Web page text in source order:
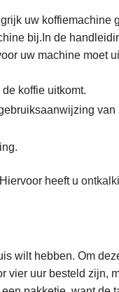
uw koffiemachine
bij.In de
uw machine moet
koffie uitkomt.
van
heeft u
wilt hebben. Om
vier uur besteld zijn,